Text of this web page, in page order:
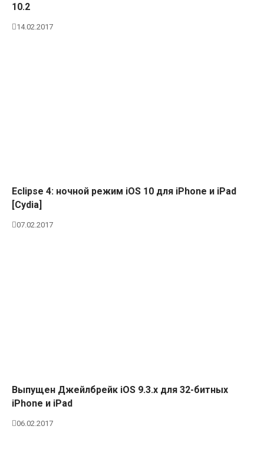
10.2
14.02.2017
Eclipse 4: ночной режим iOS 10 для iPhone и iPad
[Cydia]
07.02.2017
Выпущен Джейлбрейк iOS 9.3.x для 32-битных
iPhone и iPad
06.02.2017